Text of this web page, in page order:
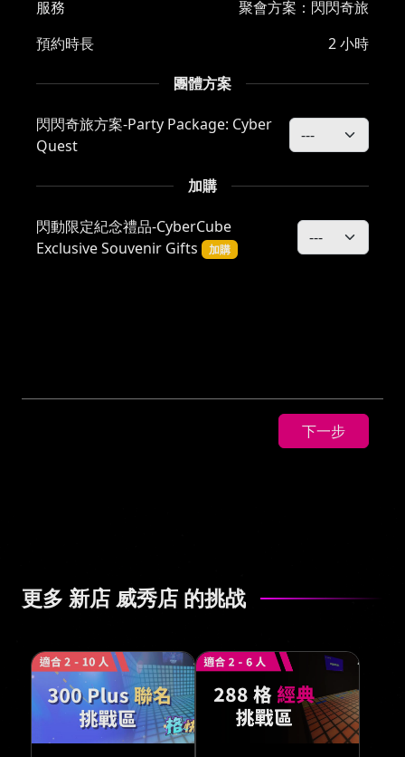
服務
聚會方案：閃閃奇旅
預約時長
2 小時
團體方案
閃閃奇旅方案-Party Package: Cyber
Quest
加購
閃動限定紀念禮品-CyberCube
Exclusive Souvenir Gifts
加購
下一步
更多 新店 威秀店 的挑战